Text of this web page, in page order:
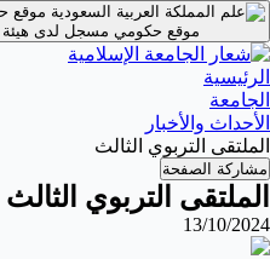
موقع
موقع حكومي مسجل لدى هيئة
الرئيسية
الجامعة
الأحداث والأخبار
الملتقى التربوي الثالث
مشاركة الصفحة
الملتقى التربوي الثالث
13/10/2024